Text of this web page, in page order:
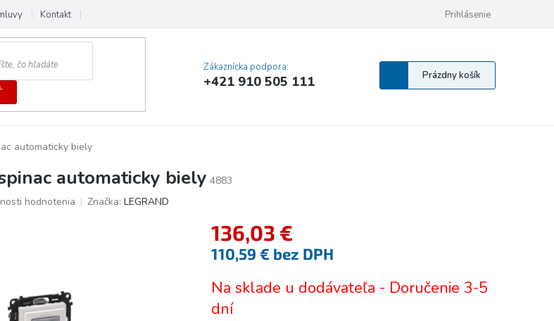
Kontakt Vyhlásenie o prístupnosti
Prihlásenie
Zákaznícka podpora:
+421 910 505 111
Nákupný
košík
Prázdny košík
automaticky biely
automaticky biely 4883
hodnotenia Značka: LEGRAND
136,03 €
110,59 € bez DPH
cena:
Na sklade u dodávateľa - Doručenie 3-5
dní